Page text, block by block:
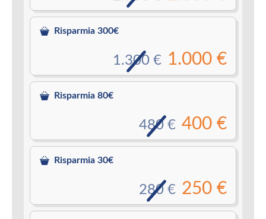
Risparmia 300€
1.000 €
1.300 €
Risparmia 80€
400 €
480 €
Risparmia 30€
250 €
280 €